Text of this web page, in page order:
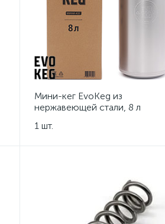
Мини-кег EvoKeg из
нержавеющей стали, 8 л
1 шт.